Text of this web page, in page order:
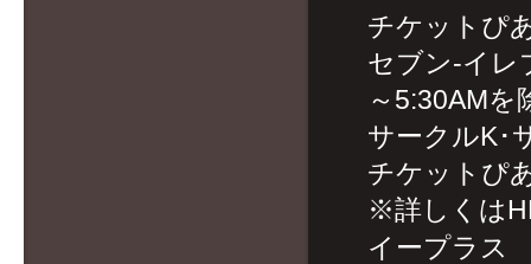
チケットぴ
セブン-イレ
～5:30AMを
サークルK･
チケットぴ
※詳しくは
イープラス